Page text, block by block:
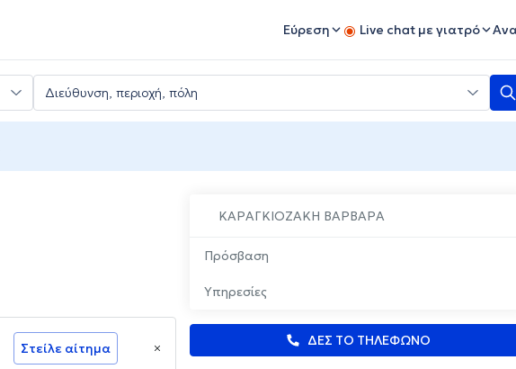
Εύρεση Live chat με γιατρό
ΚΑΡΑΓΚΙΟΖΑΚΗ ΒΑΡΒΑΡΑ
Πρόσβαση
Υπηρεσίες
ΔΕΣ ΤΟ ΤΗΛΕΦΩΝΟ
Στείλε αίτημα